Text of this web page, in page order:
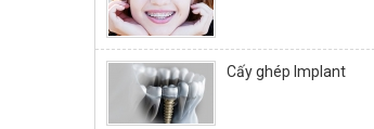
Cấy ghép Implant